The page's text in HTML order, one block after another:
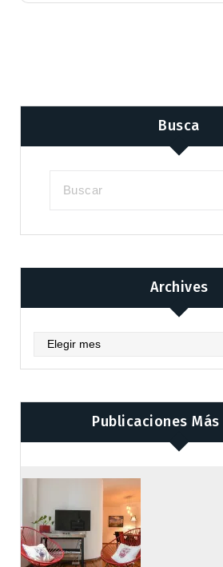
Busca
Archives
Archives
Publicaciones